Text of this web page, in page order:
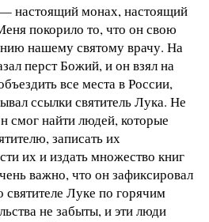
настоящий монах, настоящий
покорило то, что он свою
нашему святому врачу. На
перст Божий, и он взял на
все места в России,
ссылки святитель Лука. Не
смог найти людей, которые
записать их
их и издать множество книг
важно, что он зафиксировал
святителе Луке по горячим
не забыты, и эти люди